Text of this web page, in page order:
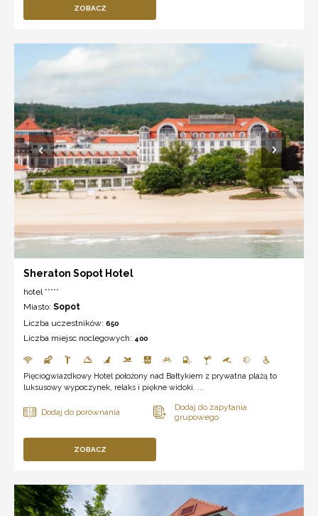
ZOBACZ
Sheraton Sopot Hotel
hotel *****
Miasto: Sopot
Liczba uczestników: 650
Liczba miejsc noclegowych: 400
Pięciogwiazdkowy Hotel położony nad Bałtykiem z prywatna plażą to
luksusowy wypoczynek, relaks i piękne widoki. ...
ZOBACZ